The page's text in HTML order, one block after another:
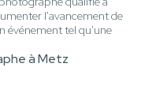
l'avancement de
événement tel qu'une
à Metz